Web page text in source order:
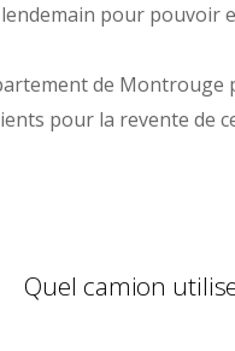
pour pouvoir
de Montrouge
pour la revente de
Quel camion